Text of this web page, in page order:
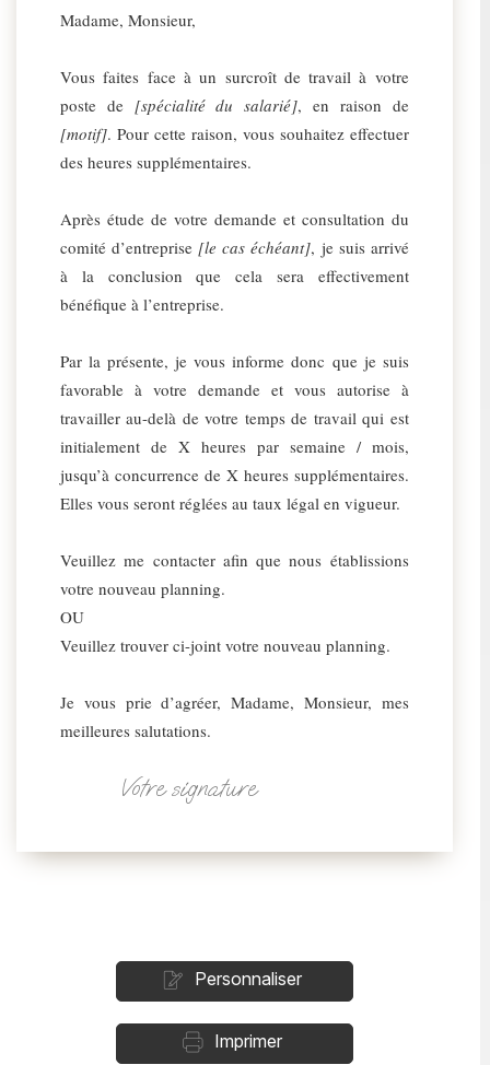
Madame, Monsieur,
Vous faites face à un surcroît de travail à votre
poste de [spécialité du salarié], en raison de
[motif]. Pour cette raison, vous souhaitez effectuer
des heures supplémentaires.
Après étude de votre demande et consultation du
comité d’entreprise [le cas échéant], je suis arrivé
à la conclusion que cela sera effectivement
bénéfique à l’entreprise.
Par la présente, je vous informe donc que je suis
favorable à votre demande et vous autorise à
travailler au-delà de votre temps de travail qui est
initialement de X heures par semaine / mois,
jusqu’à concurrence de X heures supplémentaires.
Elles vous seront réglées au taux légal en vigueur.
Veuillez me contacter afin que nous établissions
votre nouveau planning.
OU
Veuillez trouver ci-joint votre nouveau planning.
Je vous prie d’agréer, Madame, Monsieur, mes
meilleures salutations.
Votre signature
Personnaliser
Imprimer